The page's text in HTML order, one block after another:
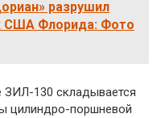
разрушил
США Флорида: Фото
ЗИЛ-130 складывается
цилиндро-поршневой